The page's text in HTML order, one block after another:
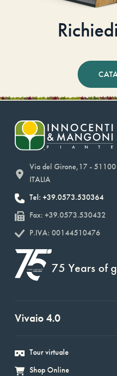
Via del Girone,17 - 51100
ITALIA
Tel: +39.0573.530364
Fax: +39.0573.530432
P.IVA: 00144510476
75 Years of
Vivaio 4.0
Tour virtuale
Shop Online